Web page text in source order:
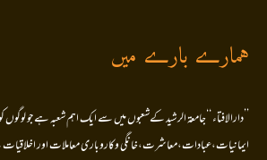
ہمارے بارے میں
’’دارالافتاء ‘‘جامعۃ الرشید کےشعبوں میں سے ایک اہم شعبہ ہے جو لوگوں
ایمانیات،عبادات،معاشرت،خانگی وکاروباری معاملات اور اخلاقیات